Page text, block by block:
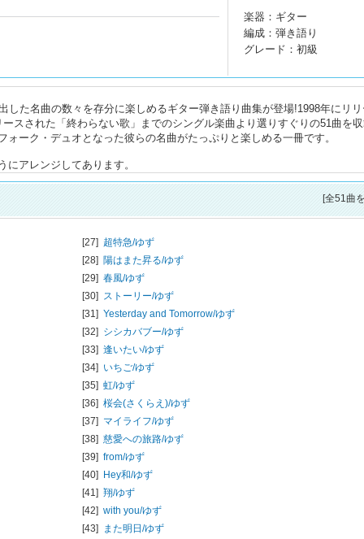
楽器：ギター
編成：弾き語り
グレード：初級
した名曲の数々を存分に楽しめるギター弾き語り曲集が登場!1998年にリリ
スされた「終わらない歌」までのシングル楽曲より選りすぐりの51曲を収
ーク・デュオとなった彼らの名曲がたっぷりと楽しめる一冊です。
アレンジしてあります。
[全51曲
[27] 超特急/ゆず
[28] 陽はまた昇る/ゆず
[29] 春風/ゆず
[30] ストーリー/ゆず
[31] Yesterday and Tomorrow/ゆず
[32] シシカバブー/ゆず
[33] 逢いたい/ゆず
[34] いちご/ゆず
[35] 虹/ゆず
[36] 桜会(さくらえ)/ゆず
[37] マイライフ/ゆず
[38] 慈愛への旅路/ゆず
[39] from/ゆず
[40] Hey和/ゆず
[41] 翔/ゆず
[42] with you/ゆず
[43] また明日/ゆず